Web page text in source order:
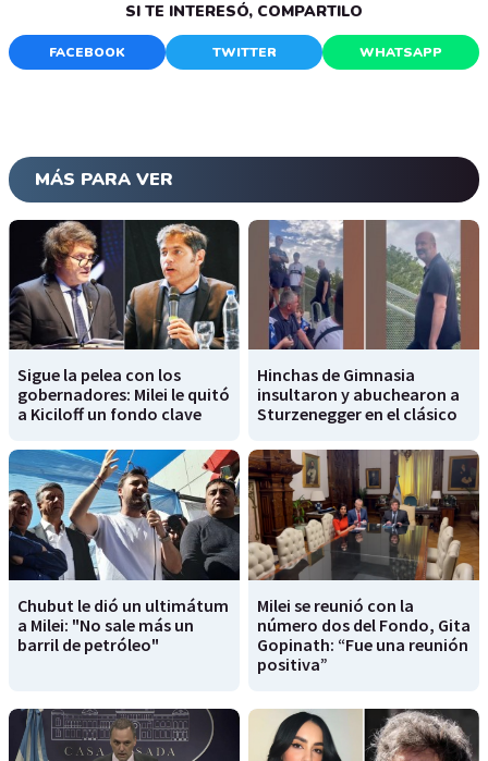
SI TE INTERESÓ, COMPARTILO
FACEBOOK TWITTER WHATSAPP
MÁS PARA VER
Sigue la pelea con los
gobernadores: Milei le quitó
a Kiciloff un fondo clave
Hinchas de Gimnasia
insultaron y abuchearon a
Sturzenegger en el clásico
Chubut le dió un ultimátum
a Milei: "No sale más un
barril de petróleo"
Milei se reunió con la
número dos del Fondo, Gita
Gopinath: “Fue una reunión
positiva”